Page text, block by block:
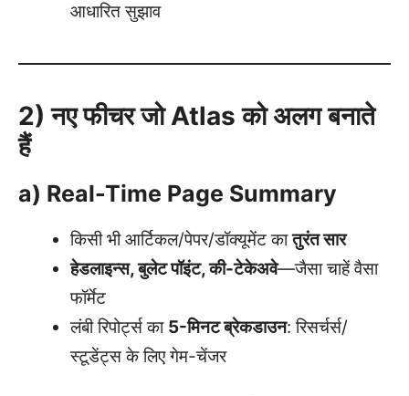
आधारित सुझाव
2) नए फीचर जो Atlas को अलग बनाते
हैं
a) Real-Time Page Summary
किसी भी आर्टिकल/पेपर/डॉक्यूमेंट कातुरंत सार
हेडलाइन्स, बुलेट पॉइंट, की-टेकेअवे—जैसा चाहें वैसा
फॉर्मेट
लंबी रिपोर्ट्स का 5-मिनट ब्रेकडाउन: रिसर्चर्स/
स्टूडेंट्स के लिए गेम-चेंजर